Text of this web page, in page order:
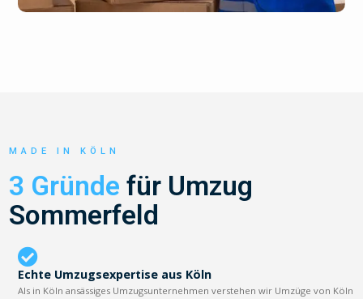
MADE IN KÖLN
3 Gründe für Umzug
Sommerfeld
Echte Umzugsexpertise aus Köln
Als in Köln ansässiges Umzugsunternehmen verstehen wir Umzüge von Köln